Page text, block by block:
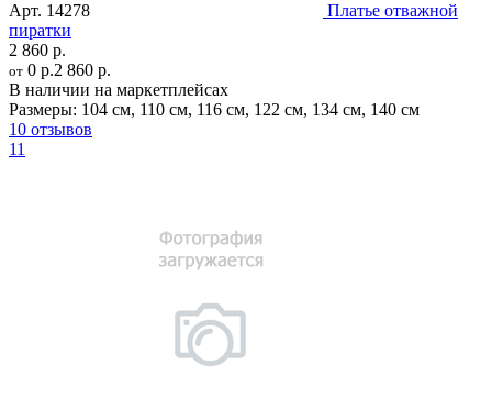
Арт. 14278
Платье отважной
пиратки
2 860 р.
от 0 р.2 860 р.
В наличии на маркетплейсах
Размеры: 104 см, 110 см, 116 см, 122 см, 134 см, 140 см
10 отзывов
11